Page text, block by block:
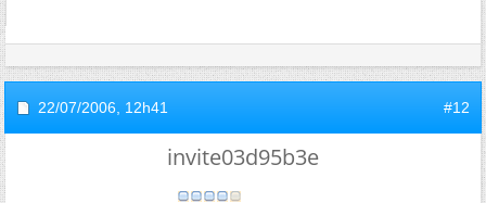
22/07/2006, 12h41 #12
invite03d95b3e